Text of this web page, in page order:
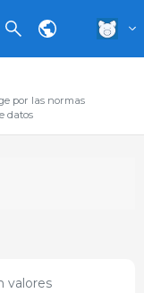
por las normas
datos
valores